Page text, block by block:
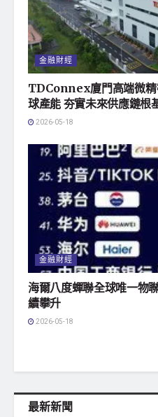
金融財經
TDConnex廈門高端微精
球產能 夯實未來供應鏈根
2026-05-18
金融財經
海爾八度蟬聯全球唯一物
續攀升
2026-05-18
最新新聞